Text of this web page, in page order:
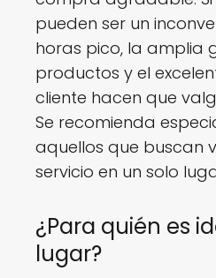
pueden ser un
horas pico, la amplia
productos y el
cliente hacen que
Se recomienda
aquellos que buscan
servicio en un solo
¿Para quién es
lugar?